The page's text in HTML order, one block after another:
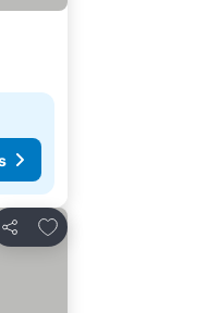
Partilhar
Adicionar aos favoritos